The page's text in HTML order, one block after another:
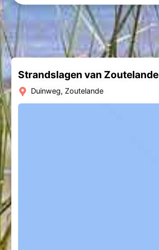
Strandslagen van Zoutelande
Duinweg, Zoutelande